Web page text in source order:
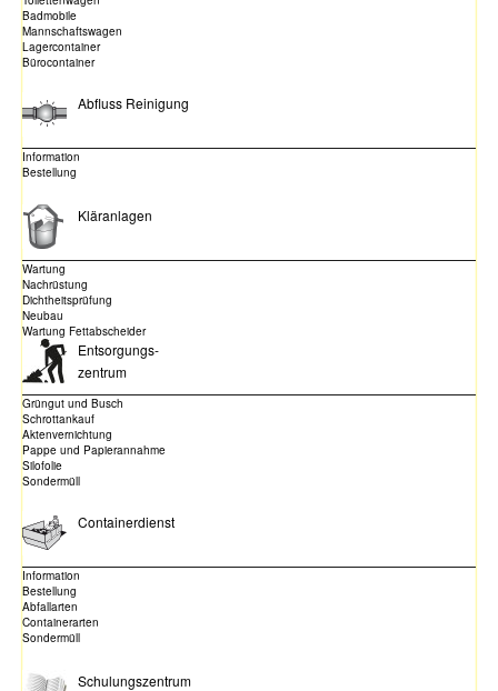
Badmobile
Mannschaftswagen
Lagercontainer
Bürocontainer
Abfluss Reinigung
Information
Bestellung
Kläranlagen
Wartung
Nachrüstung
Dichtheitsprüfung
Neubau
Wartung Fettabscheider
Entsorgungs-
zentrum
Grüngut und Busch
Schrottankauf
Aktenvernichtung
Pappe und Papierannahme
Silofolie
Sondermüll
Containerdienst
Information
Bestellung
Abfallarten
Containerarten
Sondermüll
Schulungszentrum